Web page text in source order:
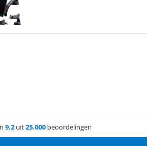
9.2uit25.000beoordelingen